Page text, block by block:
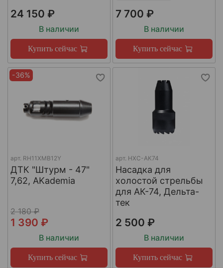
24 150 ₽
В наличии
Купить сейчас
7 700 ₽
В наличии
Купить сейчас
-36%
арт. RH11XMB12Y
ДТК "Штурм - 47"
7,62, AKademia
2 180 ₽
1 390 ₽
В наличии
Купить сейчас
арт. НХС-АК74
Насадка для
холостой стрельбы
для АК-74, Дельта-
тек
2 500 ₽
В наличии
Купить сейчас